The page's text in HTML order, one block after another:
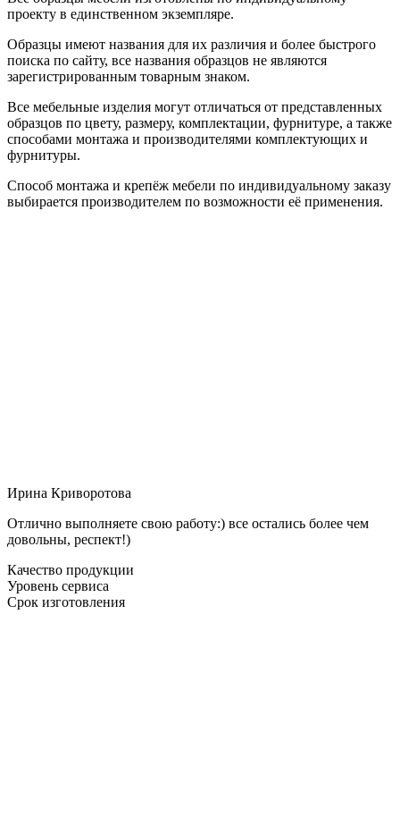
проекту в единственном экземпляре.
Образцы имеют названия для их различия и более быстрого
поиска по сайту, все названия образцов не являются
зарегистрированным товарным знаком.
Все мебельные изделия могут отличаться от представленных
образцов по цвету, размеру, комплектации, фурнитуре, а также
способами монтажа и производителями комплектующих и
фурнитуры.
Способ монтажа и крепёж мебели по индивидуальному заказу
выбирается производителем по возможности её применения.
Ирина Криворотова
Отлично выполняете свою работу:) все остались более чем
довольны, респект!)
Качество продукции
Уровень сервиса
Срок изготовления